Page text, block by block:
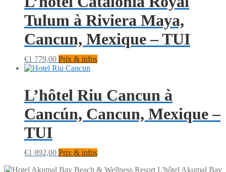
Tulum à Riviera Maya,
Cancun, Mexique – TUI
€1 779,00 Prix & infos
L’hôtel Riu Cancun à
Cancún, Cancun, Mexique –
TUI
€1 892,00 Prix & infos
L'hôtel Akumal Bay